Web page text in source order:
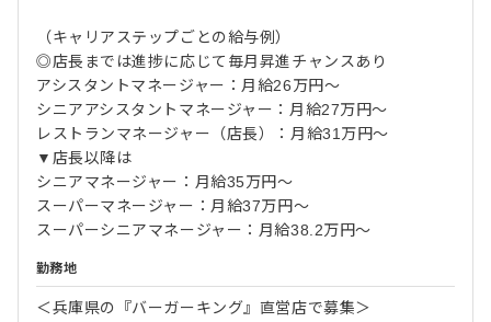
（キャリアステップごとの給与例）
◎店長までは進捗に応じて毎月昇進チャンスあり
アシスタントマネージャー：月給26万円～
シニアアシスタントマネージャー：月給27万円～
レストランマネージャー（店長）：月給31万円～
▼店長以降は
シニアマネージャー：月給35万円～
スーパーマネージャー：月給37万円～
スーパーシニアマネージャー：月給38.2万円～
勤務地
＜兵庫県の『バーガーキング』直営店で募集＞